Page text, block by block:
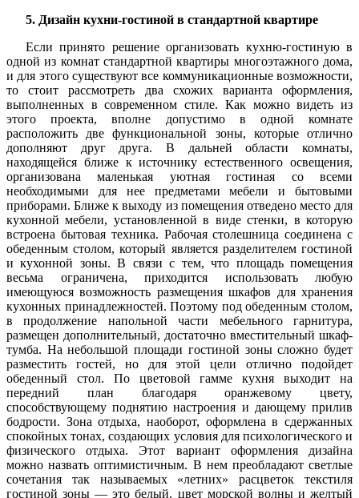
5. Дизайн кухни-гостиной в стандартной квартире
Если принято решение организовать кухню-гостиную в
одной из комнат стандартной квартиры многоэтажного дома,
и для этого существуют все коммуникационные возможности,
то стоит рассмотреть два схожих варианта оформления,
выполненных в современном стиле. Как можно видеть из
этого проекта, вполне допустимо в одной комнате
расположить две функциональной зоны, которые отлично
дополняют друг друга. В дальней области комнаты,
находящейся ближе к источнику естественного освещения,
организована маленькая уютная гостиная со всеми
необходимыми для нее предметами мебели и бытовыми
приборами. Ближе к выходу из помещения отведено место для
кухонной мебели, установленной в виде стенки, в которую
встроена бытовая техника. Рабочая столешница соединена с
обеденным столом, который является разделителем гостиной
и кухонной зоны. В связи с тем, что площадь помещения
весьма ограничена, приходится использовать любую
имеющуюся возможность размещения шкафов для хранения
кухонных принадлежностей. Поэтому под обеденным столом,
в продолжение напольной части мебельного гарнитура,
размещен дополнительный, достаточно вместительный шкаф-
тумба. На небольшой площади гостиной зоны сложно будет
разместить гостей, но для этой цели отлично подойдет
обеденный стол. По цветовой гамме кухня выходит на
передний план благодаря оранжевому цвету,
способствующему поднятию настроения и дающему прилив
бодрости. Зона отдыха, наоборот, оформлена в сдержанных
спокойных тонах, создающих условия для психологического и
физического отдыха. Этот вариант оформления дизайна
можно назвать оптимистичным. В нем преобладают светлые
сочетания так называемых «летних» расцветок текстиля
гостиной зоны — это белый, цвет морской волны и желтый